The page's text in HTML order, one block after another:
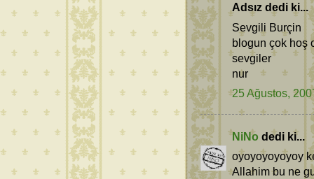
Adsız dedi ki...
Sevgili Burçin
blogun çok hoş
sevgiler
nur
25 Ağustos,
NiNo dedi ki...
oyoyoyoyoyoy
Allahim bu ne